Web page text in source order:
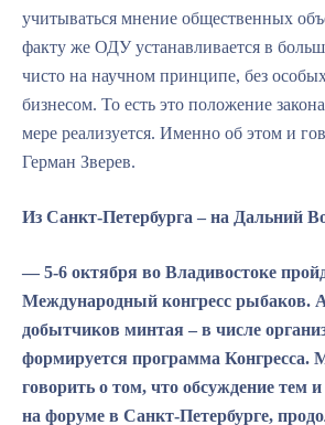
учитываться мнение общественных
факту же ОДУ устанавливается в
чисто на научном принципе, без
бизнесом. То есть это положение
мере реализуется. Именно об этом и
Герман Зверев.
Из Санкт-Петербурга – на Дальний
— 5-6 октября во Владивостоке
Международный конгресс рыбаков.
добытчиков минтая – в числе
формируется программа Конгресса.
говорить о том, что обсуждение тем
на форуме в Санкт-Петербурге,